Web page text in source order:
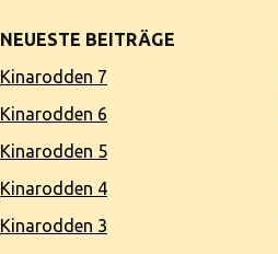
NEUESTE BEITRÄGE
Kinarodden 7
Kinarodden 6
Kinarodden 5
Kinarodden 4
Kinarodden 3